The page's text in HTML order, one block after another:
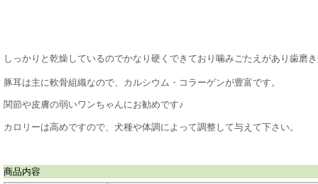
しっかりと乾燥しているのでかなり硬くできており噛みごたえがあり歯磨
豚耳は主に軟骨組織なので、カルシウム・コラーゲンが豊富です。
関節や皮膚の弱いワンちゃんにお勧めです♪
カロリーは高めですので、犬種や体調によって調整して与えて下さい。
商品内容